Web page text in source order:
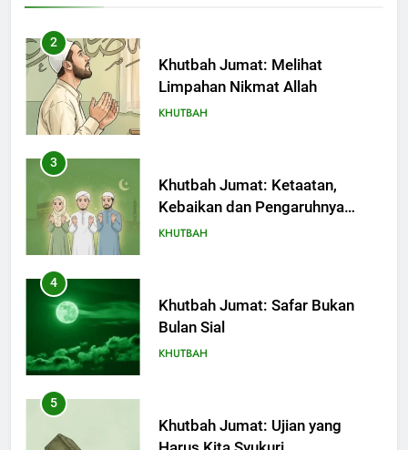
2
Khutbah Jumat: Melihat
Limpahan Nikmat Allah
KHUTBAH
3
Khutbah Jumat: Ketaatan,
Kebaikan dan Pengaruhnya
dalam Jiwa Manusia
KHUTBAH
4
Khutbah Jumat: Safar Bukan
Bulan Sial
KHUTBAH
5
Khutbah Jumat: Ujian yang